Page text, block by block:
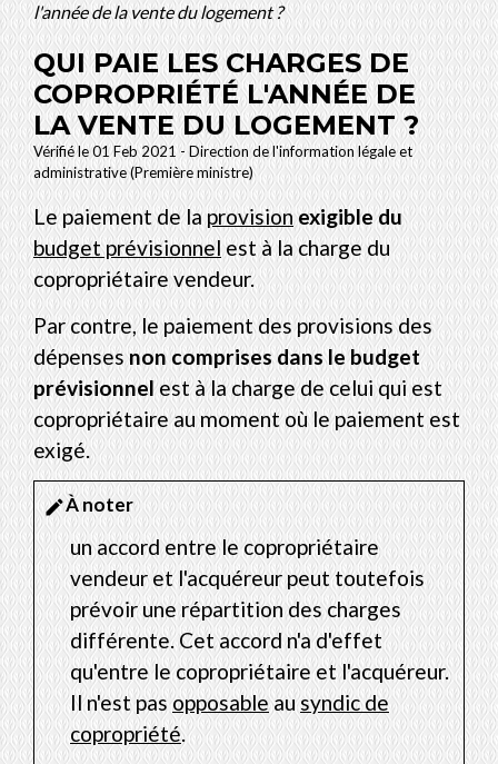
l'année de la vente du logement ?
QUI PAIE LES CHARGES DE
COPROPRIÉTÉ L'ANNÉE DE
LA VENTE DU LOGEMENT ?
Vérifié le 01 Feb 2021 - Direction de l'information légale et
administrative (Première ministre)
Le paiement de laprovision exigible du
budget prévisionnelest à la charge du
copropriétaire vendeur.
Par contre, le paiement des provisions des
dépensesnon comprises dans le budget
prévisionnelest à la charge de celui qui est
copropriétaire au moment où le paiement est
exigé.
editÀ noter
un accord entre le copropriétaire
vendeur et l'acquéreur peut toutefois
prévoir une répartition des charges
différente. Cet accord n'a d'effet
qu'entre le copropriétaire et l'acquéreur.
Il n'est pasopposableausyndic de
copropriété.